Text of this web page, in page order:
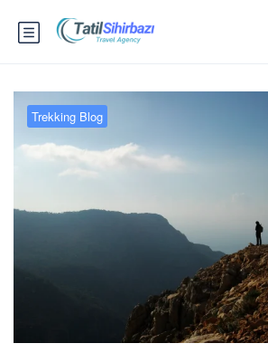
Trekking Blog